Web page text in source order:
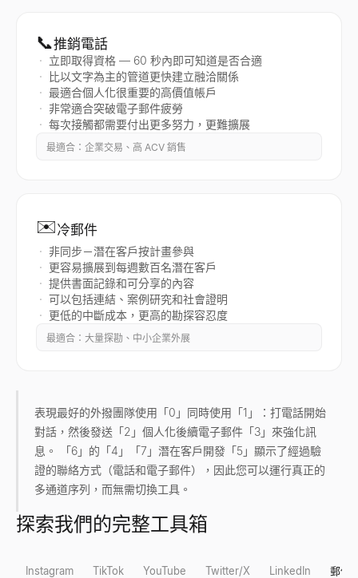
📞推銷電話
立即取得資格 — 60 秒內即可知道是否合適
比以文字為主的管道更快建立融洽關係
最適合個人化很重要的高價值帳戶
非常適合突破電子郵件疲勞
每次接觸都需要付出更多努力，更難擴展
最適合：企業交易、高 ACV 銷售
✉️冷郵件
非同步－潛在客戶按計畫參與
更容易擴展到每週數百名潛在客戶
提供書面記錄和可分享的內容
可以包括連結、案例研究和社會證明
更低的中斷成本，更高的勘探容忍度
最適合：大量探勘、中小企業外展
表現最好的外撥團隊使用「0」同時使用「1」：打電話開始
對話，然後發送「2」個人化後續電子郵件「3」來強化訊
息。 「6」的「4」「7」潛在客戶開發「5」顯示了經過驗
證的聯絡方式（電話和電子郵件），因此您可以運行真正的
多通道序列，而無需切換工具。
探索我們的完整工具箱
Instagram TikTok YouTube Twitter/X LinkedIn 郵件